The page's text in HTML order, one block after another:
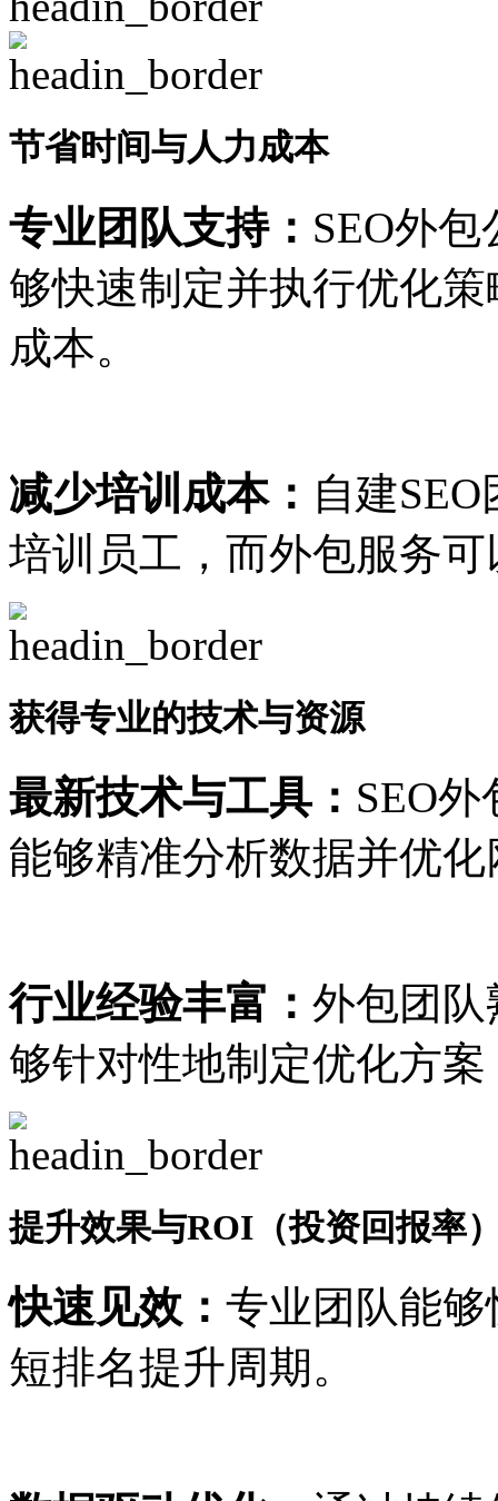
节省时间与人力成本
专业团队支持： SEO外
够快速制定并执行优化
成本。
减少培训成本： 自建
培训员工，而外包服务
获得专业的技术与资源
最新技术与工具： SEO
能够精准分析数据并优化
行业经验丰富： 外包团队
够针对性地制定优化方
提升效果与ROI（投资回报率
快速见效： 专业团队能
短排名提升周期。